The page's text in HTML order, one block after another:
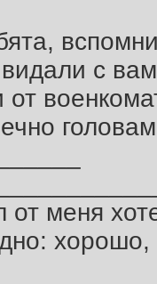
с
от
от меня